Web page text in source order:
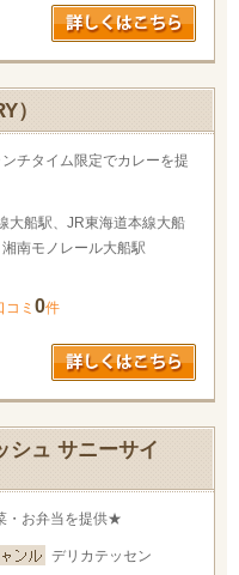
）
チタイム限定でカレーを提
大船駅、JR東海道本線大船
南モノレール大船駅
コミ 0件
シュ サニーサイ
・お弁当を提供★
デリカテッセン